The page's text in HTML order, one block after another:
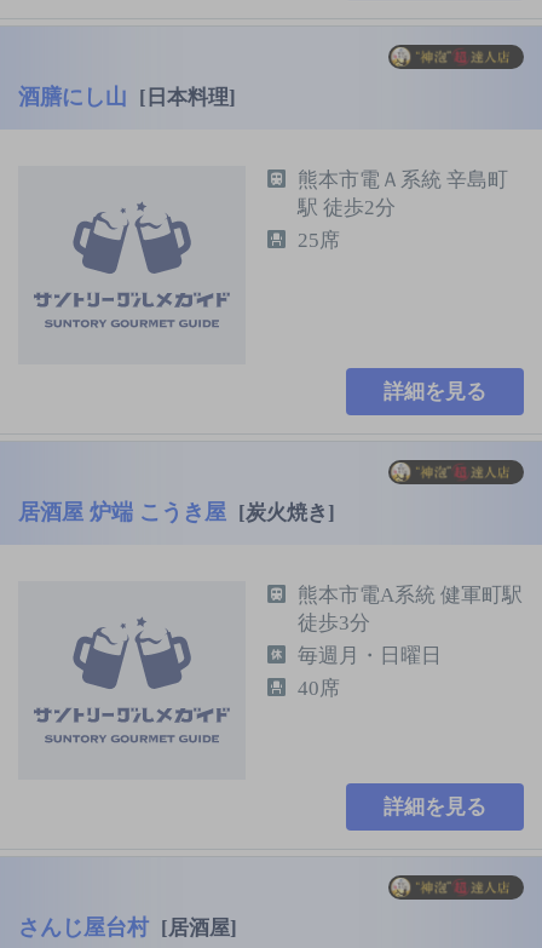
酒膳にし山 [日本料理]
熊本市電Ａ系統 辛島町
駅 徒歩2分
25席
詳細を見る
居酒屋 炉端 こうき屋 [炭火焼き]
熊本市電A系統 健軍町駅
徒歩3分
毎週月・日曜日
40席
詳細を見る
さんじ屋台村 [居酒屋]